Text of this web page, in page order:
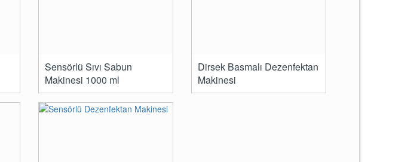
Sensörlü Sıvı Sabun
Makinesi 1000 ml
Dirsek Basmalı Dezenfektan
Makinesi